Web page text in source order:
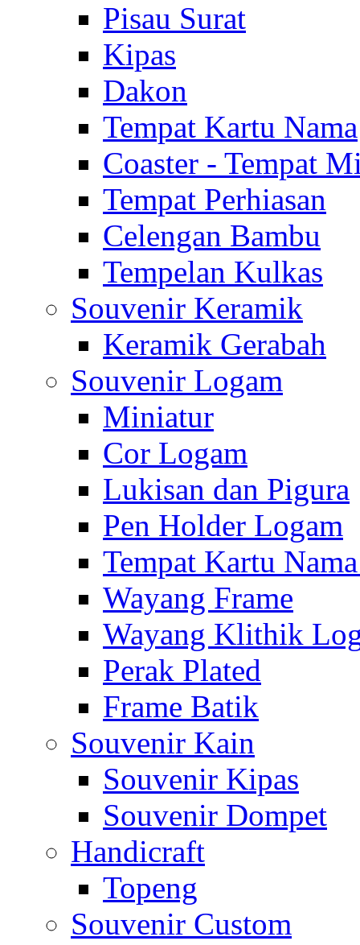
Pisau Surat
Kipas
Dakon
Tempat Kartu Nama
Coaster - Tempat
Tempat Perhiasan
Celengan Bambu
Tempelan Kulkas
Souvenir Keramik
Keramik Gerabah
Souvenir Logam
Miniatur
Cor Logam
Lukisan dan Pigura
Pen Holder Logam
Tempat Kartu
Wayang Frame
Wayang Klithik
Perak Plated
Frame Batik
Souvenir Kain
Souvenir Kipas
Souvenir Dompet
Handicraft
Topeng
Souvenir Custom